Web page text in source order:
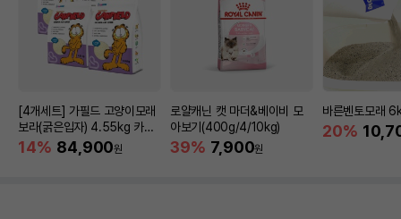
[4개세트] 가필드 고양이모래
보라(굵은입자) 4.55kg 카사
바모래
14% 84,900원
로얄캐닌 캣 마더&베이비 모
아보기(400g/4/10kg)
39% 7,900원
바른벤토모래
20%